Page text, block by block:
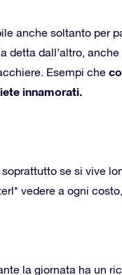
anche soltanto per
detta dall’altro,
Esempi che
innamorati.
se si vive
vedere a ogni
la giornata ha un